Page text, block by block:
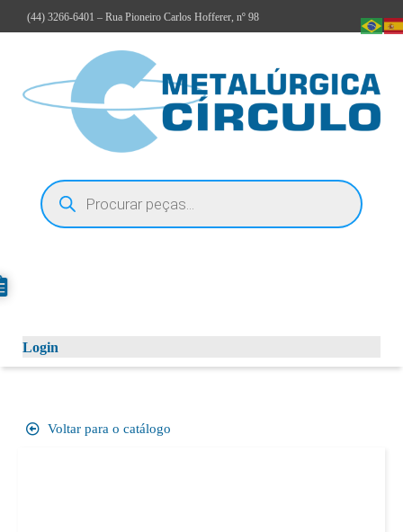
(44) 3266-6401 – Rua Pioneiro Carlos Hofferer, nº 98
Login
Voltar para o catálogo